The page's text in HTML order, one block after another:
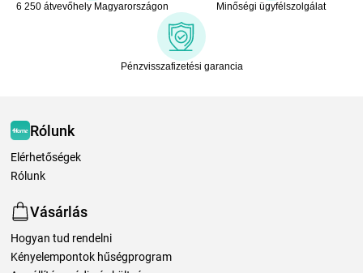
6 250 átvevőhely Magyarországon Minőségi ügyfélszolgálat
Pénzvisszafizetési garancia
Rólunk
Elérhetőségek
Rólunk
Vásárlás
Hogyan tud rendelni
Kényelempontok hűségprogram